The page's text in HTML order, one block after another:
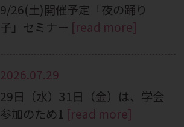
9/26(土)開催予定「夜の踊り
子」セミナー [read more]
2026.07.29
29日（水）31日（金）は、学会
参加のため1 [read more]